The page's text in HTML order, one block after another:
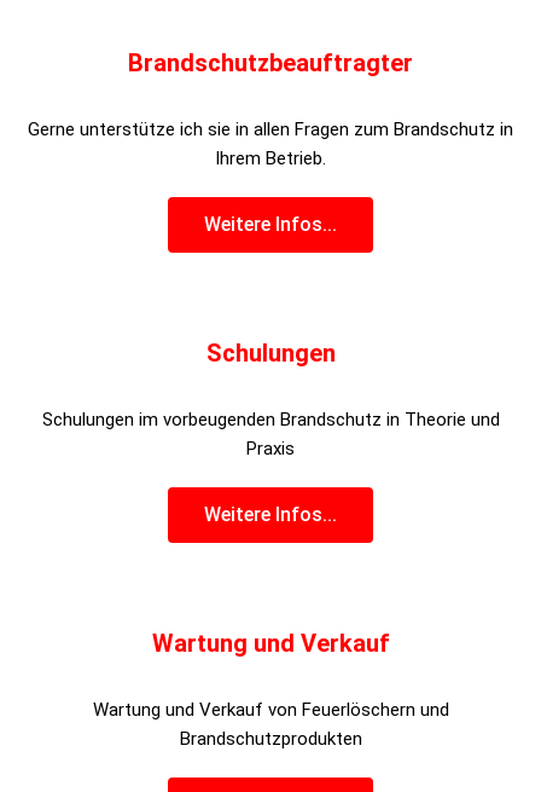
Brandschutzbeauftragter
Gerne unterstütze ich sie in allen Fragen zum Brandschutz in
Ihrem Betrieb.
Weitere Infos...
Schulungen
Schulungen im vorbeugenden Brandschutz in Theorie und
Praxis
Weitere Infos...
Wartung und Verkauf
Wartung und Verkauf von Feuerlöschern und
Brandschutzprodukten